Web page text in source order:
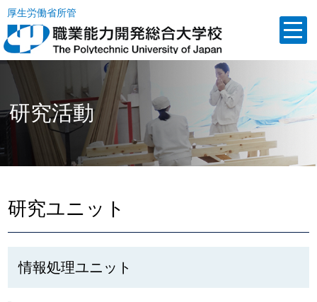
厚生労働省所管
研究活動
研究ユニット
情報処理ユニット